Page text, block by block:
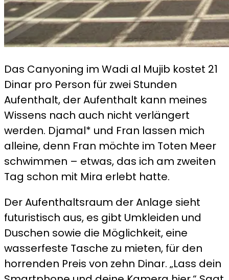
Das Canyoning im Wadi al Mujib kostet 21
Dinar pro Person für zwei Stunden
Aufenthalt, der Aufenthalt kann meines
Wissens nach auch nicht verlängert
werden. Djamal* und Fran lassen mich
alleine, denn Fran möchte im Toten Meer
schwimmen – etwas, das ich am zweiten
Tag schon mit Mira erlebt hatte.
Der Aufenthaltsraum der Anlage sieht
futuristisch aus, es gibt Umkleiden und
Duschen sowie die Möglichkeit, eine
wasserfeste Tasche zu mieten, für den
horrenden Preis von zehn Dinar. „Lass dein